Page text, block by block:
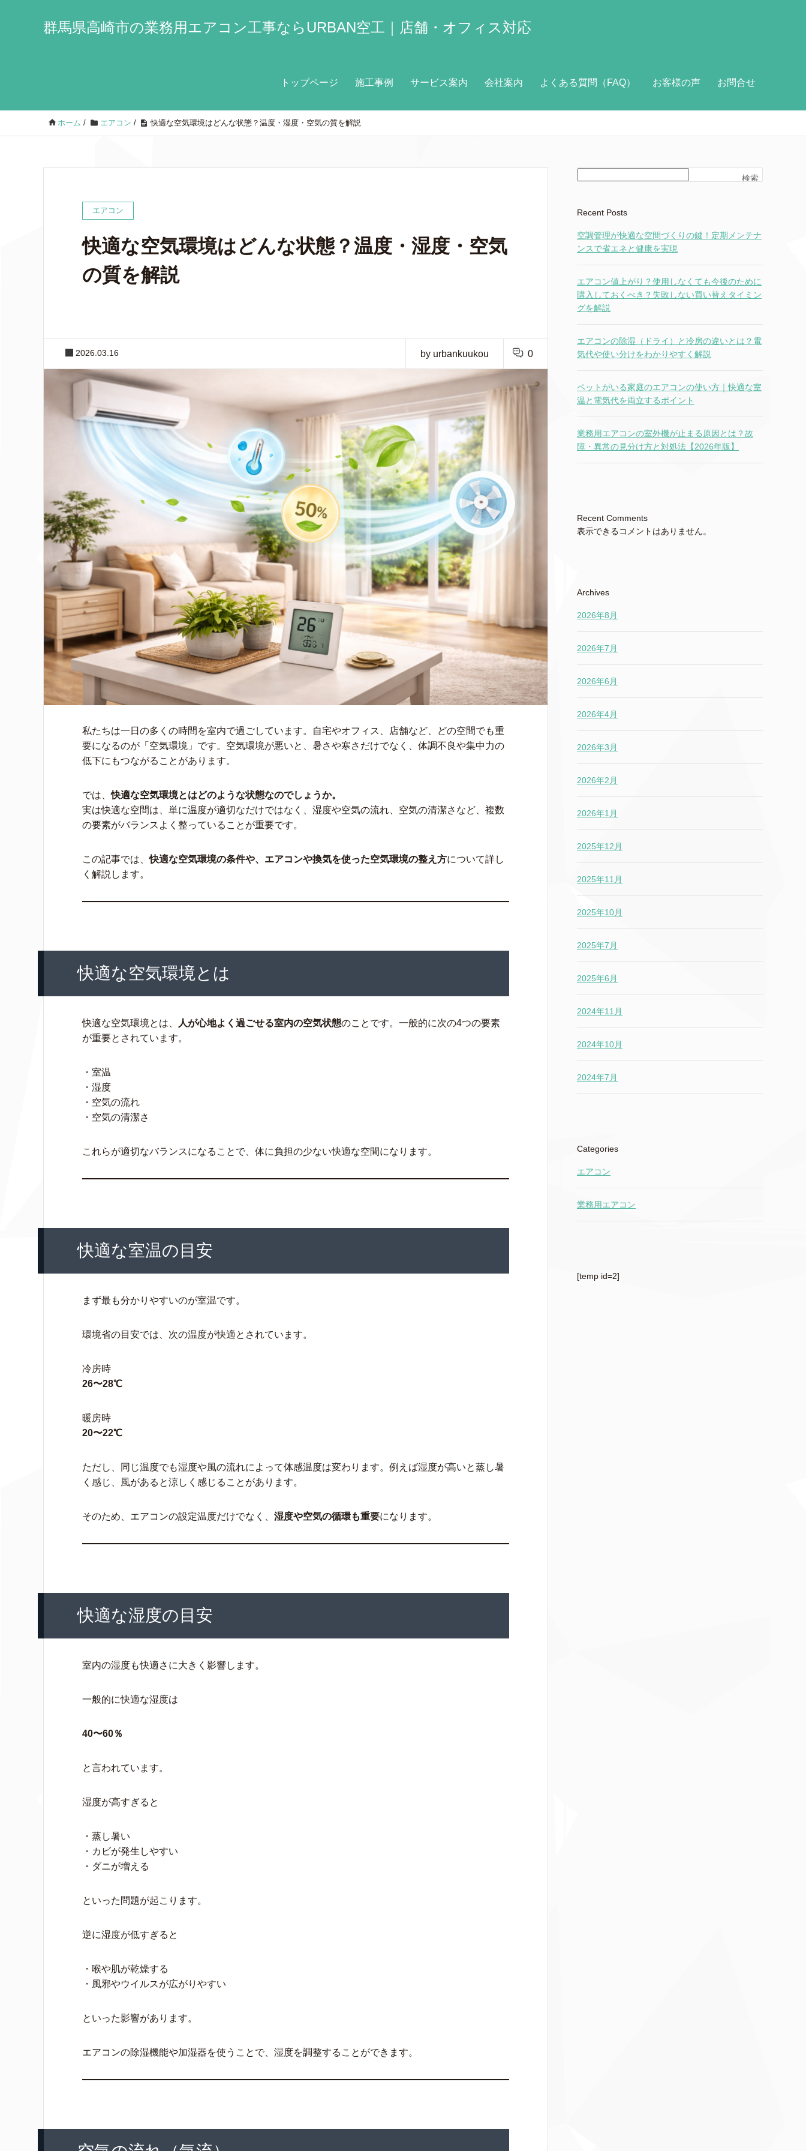
群馬県高崎市の業務用エアコン工事ならURBAN空工｜店舗・オフィス対応
トップページ 施工事例 サービス案内 会社案内 よくある質問（FAQ） お客様の声 お問合せ
ホーム / エアコン / 快適な空気環境はどんな状態？温度・湿度・空気の質を解説
エアコン
快適な空気環境はどんな状態？温度・湿度・空気
の質を解説
2026.03.16 by urbankuukou 0
私たちは一日の多くの時間を室内で過ごしています。自宅やオフィス、店舗など、どの空間でも重
要になるのが「空気環境」です。空気環境が悪いと、暑さや寒さだけでなく、体調不良や集中力の
低下にもつながることがあります。
では、快適な空気環境とはどのような状態なのでしょうか。
実は快適な空間は、単に温度が適切なだけではなく、湿度や空気の流れ、空気の清潔さなど、複数
の要素がバランスよく整っていることが重要です。
この記事では、快適な空気環境の条件や、エアコンや換気を使った空気環境の整え方について詳し
く解説します。
快適な空気環境とは
快適な空気環境とは、 人が心地よく過ごせる室内の空気状態のことです。一般的に次の4つの要素
が重要とされています。
・室温
・湿度
・空気の流れ
・空気の清潔さ
これらが適切なバランスになることで、体に負担の少ない快適な空間になります。
快適な室温の目安
まず最も分かりやすいのが室温です。
環境省の目安では、次の温度が快適とされています。
冷房時
26〜28℃
暖房時
20〜22℃
ただし、同じ温度でも湿度や風の流れによって体感温度は変わります。例えば湿度が高いと蒸し暑
く感じ、風があると涼しく感じることがあります。
そのため、エアコンの設定温度だけでなく、 湿度や空気の循環も重要になります。
快適な湿度の目安
室内の湿度も快適さに大きく影響します。
一般的に快適な湿度は
40〜60％
と言われています。
湿度が高すぎると
・蒸し暑い
・カビが発生しやすい
・ダニが増える
といった問題が起こります。
逆に湿度が低すぎると
・喉や肌が乾燥する
・風邪やウイルスが広がりやすい
といった影響があります。
エアコンの除湿機能や加湿器を使うことで、湿度を調整することができます。
検索
Recent Posts
空調管理が快適な空間づくりの鍵！定期メンテナ
ンスで省エネと健康を実現
エアコン値上がり？使用しなくても今後のために
購入しておくべき？失敗しない買い替えタイミン
グを解説
エアコンの除湿（ドライ）と冷房の違いとは？電
気代や使い分けをわかりやすく解説
ペットがいる家庭のエアコンの使い方｜快適な室
温と電気代を両立するポイント
業務用エアコンの室外機が止まる原因とは？故
障・異常の見分け方と対処法【2026年版】
Recent Comments
表示できるコメントはありません。
Archives
2026年8月
2026年7月
2026年6月
2026年4月
2026年3月
2026年2月
2026年1月
2025年12月
2025年11月
2025年10月
2025年7月
2025年6月
2024年11月
2024年10月
2024年7月
Categories
エアコン
業務用エアコン
[temp id=2]